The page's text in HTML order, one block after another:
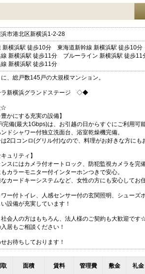
市港北区新横浜1-2-28
新横浜駅 徒歩10分 東海道新幹線 新横浜駅 徒歩10分
線 新横浜駅 徒歩11分 ブルーライン 新横浜駅 徒歩11
新横浜駅 徒歩11分
に、総戸数145戸の大規模マンション。
新横浜グランドステージ ◇◆
☆
豊かにする充実の設備】
完備(最大1Gbps)は、お引越の日からすぐにご利用可
ンドシャワー付独立洗面台、浴室乾燥機完備。
は2口コンロ(グリル付)なので、料理がお好きな方にも
ュリティ】
ンスにはカメラ付オートロック、防犯監視カメラを完備
もカラーモニター付インターホンつきで安心。
なカードキーシステムなど、女性の方にも安心してお
ー付トイレ、人感センサー付の玄関照明、シューズ
設備が充実しています！
会人の方はもちろん、法人様のご契約も大歓迎です
居もご相談ください！
お待ちしております！
取 面積 賃料 管理費 敷金 礼金